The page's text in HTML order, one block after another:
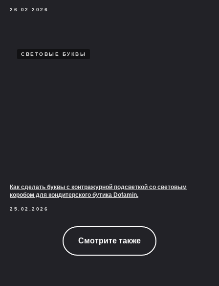
26.02.2026
СВЕТОВЫЕ БУКВЫ
Как сделать буквы с контражурной подсветкой со световым
коробом для кондитерского бутика Dofamin.
25.02.2026
Смотрите также